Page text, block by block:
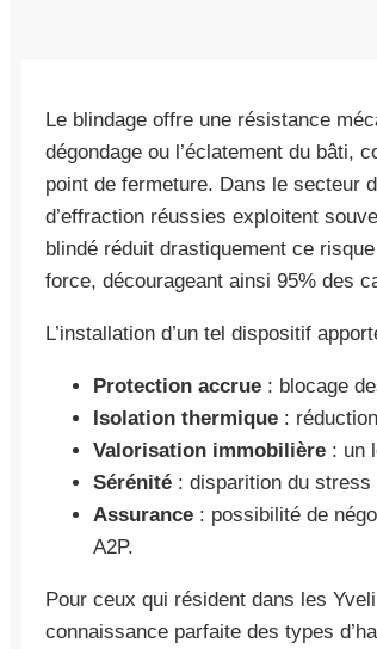
Le blindage offre une résistance
dégondage ou l’éclatement du bâti,
point de fermeture. Dans le secteur
d’effraction réussies exploitent
blindé réduit drastiquement ce
force, décourageant ainsi 95% des
L’installation d’un tel dispositif
Protection accrue : blocage
Isolation thermique :
Valorisation immobilière : un
Sérénité : disparition du
Assurance : possibilité de
A2P.
Pour ceux qui résident dans les
connaissance parfaite des types